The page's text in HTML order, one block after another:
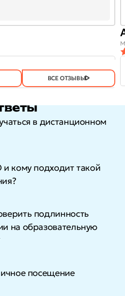
ПОЛЕЗЕН?
ДА(745) НЕТ(20)
ВСЕ ОТЗЫВЫ
в дистанционном
кому подходит такой
подлинность
на образовательную
посещение